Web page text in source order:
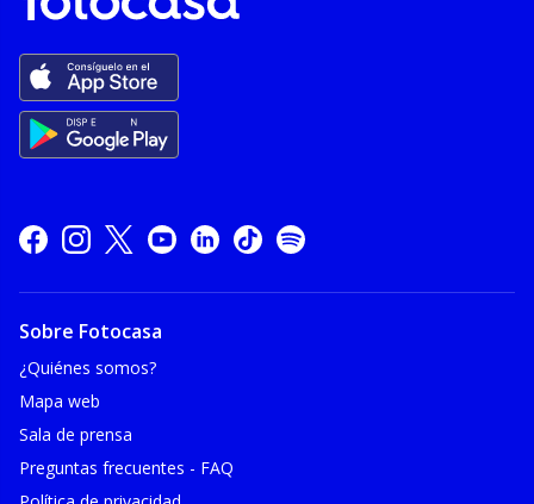
Sobre Fotocasa
¿Quiénes somos?
Mapa web
Sala de prensa
Preguntas frecuentes - FAQ